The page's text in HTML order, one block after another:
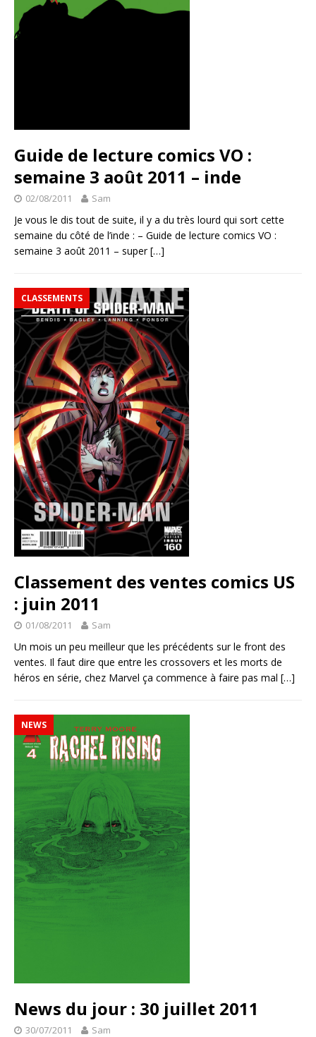
Guide de lecture comics VO :
semaine 3 août 2011 – inde
02/08/2011 Sam
Je vous le dis tout de suite, il y a du très lourd qui sort cette
semaine du côté de l’inde : – Guide de lecture comics VO :
semaine 3 août 2011 – super[…]
CLASSEMENTS
Classement des ventes comics US
: juin 2011
01/08/2011 Sam
Un mois un peu meilleur que les précédents sur le front des
ventes. Il faut dire que entre les crossovers et les morts de
héros en série, chez Marvel ça commence à faire pas mal […]
NEWS
News du jour : 30 juillet 2011
30/07/2011 Sam